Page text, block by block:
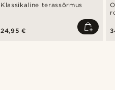
Klassikaline terassõrmus
24,95 €